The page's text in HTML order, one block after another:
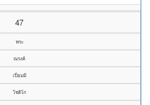
47
พระ
ณรงค์
เปี่ยมมี
โชติโก